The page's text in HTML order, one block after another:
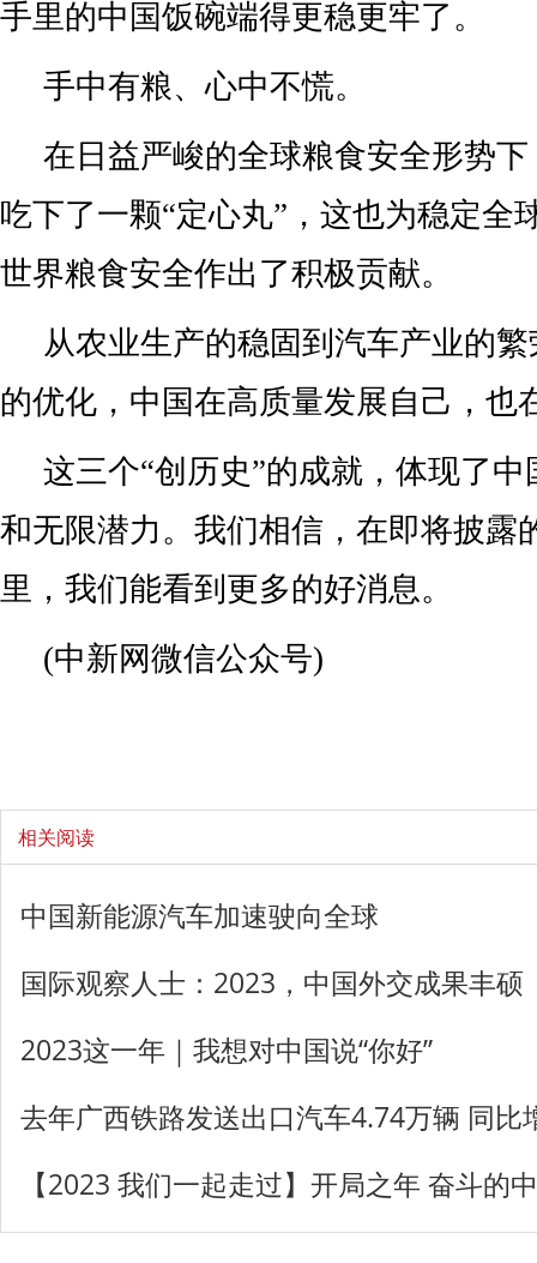
手里的中国饭碗端得更稳更牢了。
手中有粮、心中不慌。
在日益严峻的全球粮食安全形势
吃下了一颗“定心丸”，这也为稳定全
世界粮食安全作出了积极贡献。
从农业生产的稳固到汽车产业的
的优化，中国在高质量发展自己，也
这三个“创历史”的成就，体现了
和无限潜力。我们相信，在即将披露
里，我们能看到更多的好消息。
(中新网微信公众号)
相关阅读
中国新能源汽车加速驶向全球
国际观察人士：2023，中国外交成果丰硕
2023这一年｜我想对中国说“你好”
去年广西铁路发送出口汽车4.74万辆 同比
【2023 我们一起走过】开局之年 奋斗的